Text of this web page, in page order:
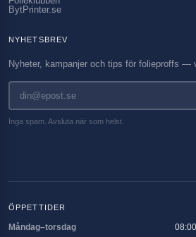
BytPrinter.se
NYHETSBREV
Nyheter, kampanjer och tips för folieproffs —
Inga spam. Avsluta när som helst.
ÖPPETTIDER
Måndag–torsdag